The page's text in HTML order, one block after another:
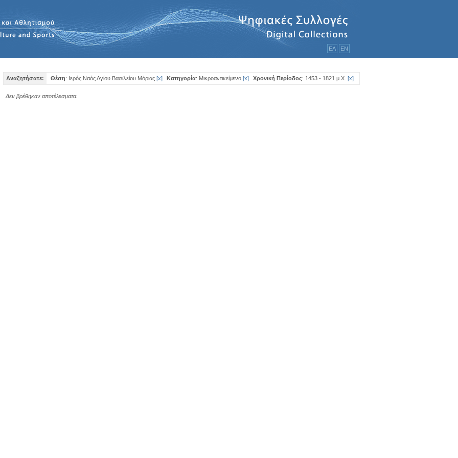
ΕΛ ΕΝ
Αναζητήσατε: Θέση: Ιερός Ναός Αγίου Βασιλείου Μόριας [x] Κατηγορία: Μικροαντικείμενο [x] Χρονική Περίοδος: 1453 - 1821 μ.Χ. [x]
Δεν βρέθηκαν αποτέλεσματα.